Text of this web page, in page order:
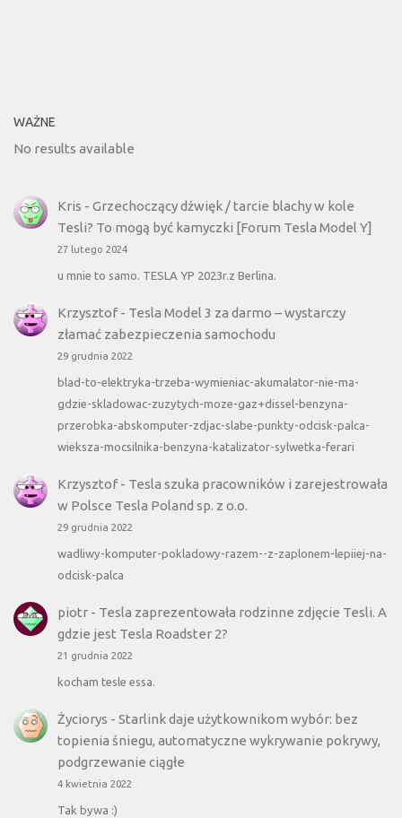
WAŻNE
No results available
Kris - Grzechoczący dźwięk / tarcie blachy w kole
Tesli? To mogą być kamyczki [Forum Tesla Model Y]
27 lutego 2024
u mnie to samo. TESLA YP 2023r.z Berlina.
Krzysztof- Tesla Model 3 za darmo – wystarczy
złamać zabezpieczenia samochodu
29 grudnia 2022
blad-to-elektryka-trzeba-wymieniac-akumalator-nie-ma-
gdzie-skladowac-zuzytych-moze-gaz+dissel-benzyna-
przerobka-abskomputer-zdjac-slabe-punkty-odcisk-palca-
wieksza-mocsilnika-benzyna-katalizator-sylwetka-ferari
Krzysztof- Tesla szuka pracowników i zarejestrowała
w Polsce Tesla Poland sp. z o.o.
29 grudnia 2022
wadliwy-komputer-pokladowy-razem--z-zaplonem-lepiiej-na-
odcisk-palca
piotr- Tesla zaprezentowała rodzinne zdjęcie Tesli. A
gdzie jest Tesla Roadster 2?
21 grudnia 2022
kocham tesle essa.
Życiorys - Starlink daje użytkownikom wybór: bez
topienia śniegu, automatyczne wykrywanie pokrywy,
podgrzewanie ciągłe
4 kwietnia 2022
Tak bywa :)